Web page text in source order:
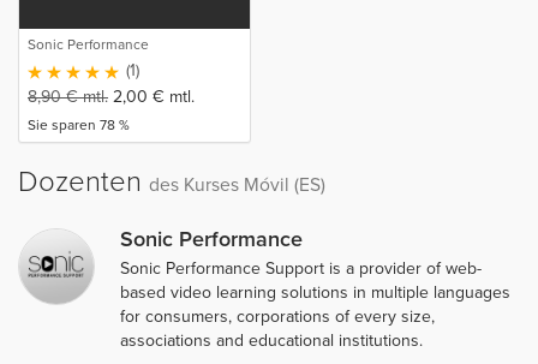
Sonic Performance
(1)
8,90€mtl. 2,00 € mtl.
Sie sparen 78 %
Dozenten des Kurses Móvil (ES)
Sonic Performance
Sonic Performance Support is a provider of web-
based video learning solutions in multiple languages
for consumers, corporations of every size,
associations and educational institutions.